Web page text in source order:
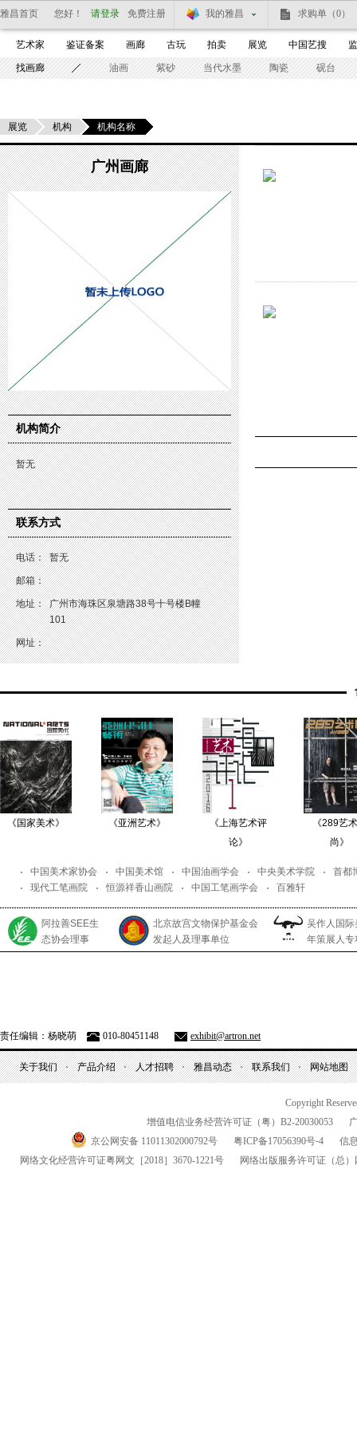
雅昌首页 您好！ 请登录 免费注册 我的雅昌 求购单 （0）
艺术家 鉴证备案 画廊 古玩 拍卖 展览 中国艺搜
找画廊 油画 紫砂 当代水墨 陶瓷 砚台
展览 机构 机构名称
广州画廊
机构简介
暂无
联系方式
电话： 暂无
邮箱：
地址： 广州市海珠区泉塘路38号十号楼B幢
101
网址：
《国家美术》 《亚洲艺术》
《上海艺术评
论》
《289艺
尚》
中国美术家协会 中国美术馆 中国油画学会 中央美术学院
首都
现代工笔画院
恒源祥香山画院 中国工笔画学会 百雅轩
阿拉善SEE生
态协会理事
北京故宫文物保护基金会
发起人及理事单位
吴作人国
年策展人专
责任编辑：杨晓萌 010-80451148 exhibit@artron.net
关于我们 产品介绍 人才招聘 雅昌动态 联系我们 网站地图
Copyright
增值电信业务经营许可证（粤） B2-20030053
京公网安备 11011302000792号
粤ICP备17056390号-4
信
网络文化经营许可证粤网文 ［2018］3670-1221号 网络出版服务许可证 （总